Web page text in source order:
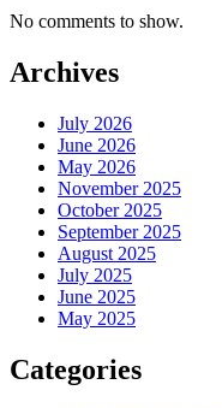
No comments to show.
Archives
July 2026
June 2026
May 2026
November 2025
October 2025
September 2025
August 2025
July 2025
June 2025
May 2025
Categories